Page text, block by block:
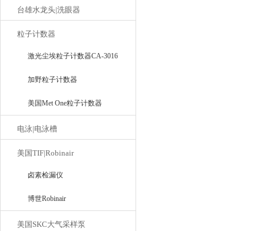
台雄水龙头|洗眼器
粒子计数器
激光尘埃粒子计数器CA-3016
加野粒子计数器
美国Met One粒子计数器
电泳|电泳槽
美国TIF|Robinair
卤素检漏仪
博世Robinair
美国SKC大气采样泵